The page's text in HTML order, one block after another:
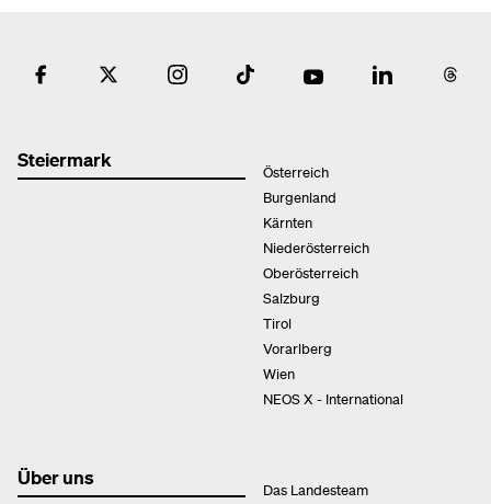
Steiermark
Österreich
Burgenland
Kärnten
Niederösterreich
Oberösterreich
Salzburg
Tirol
Vorarlberg
Wien
NEOS X - International
Über uns
Das Landesteam